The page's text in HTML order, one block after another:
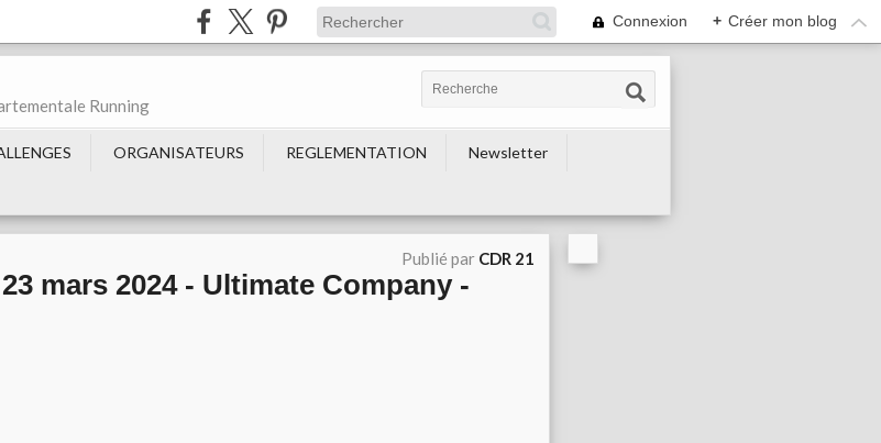
Connexion + Créer mon blog
Running
ORGANISATEURS REGLEMENTATION
Newsletter
Publié par CDR 21
mars 2024 - Ultimate Company -